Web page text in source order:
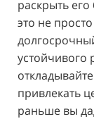
раскрыть
это не
устойчивого
привлекать
раньше вы